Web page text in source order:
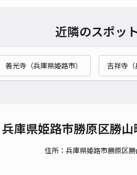
近隣のスポット
善光寺（兵庫県姫路市） 吉祥寺（
兵庫県姫路市勝原区勝山
住所：兵庫県姫路市勝原区勝